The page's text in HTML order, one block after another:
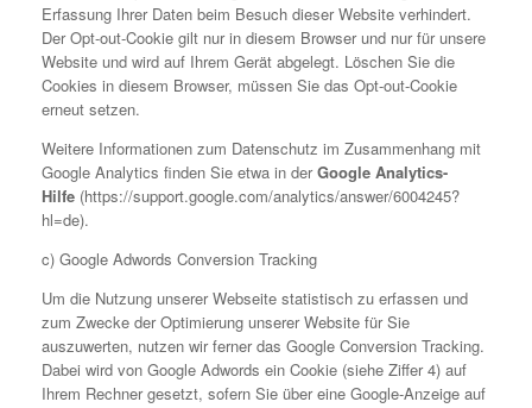
Erfassung Ihrer Daten beim Besuch dieser Website verhindert.
Der Opt-out-Cookie gilt nur in diesem Browser und nur für unsere
Website und wird auf Ihrem Gerät abgelegt. Löschen Sie die
Cookies in diesem Browser, müssen Sie das Opt-out-Cookie
erneut setzen.
Weitere Informationen zum Datenschutz im Zusammenhang mit
Google Analytics finden Sie etwa in derGoogle Analytics-
Hilfe (https://support.google.com/analytics/answer/6004245?
hl=de).
c) Google Adwords Conversion Tracking
Um die Nutzung unserer Webseite statistisch zu erfassen und
zum Zwecke der Optimierung unserer Website für Sie
auszuwerten, nutzen wir ferner das Google Conversion Tracking.
Dabei wird von Google Adwords ein Cookie (siehe Ziffer 4) auf
Ihrem Rechner gesetzt, sofern Sie über eine Google-Anzeige auf